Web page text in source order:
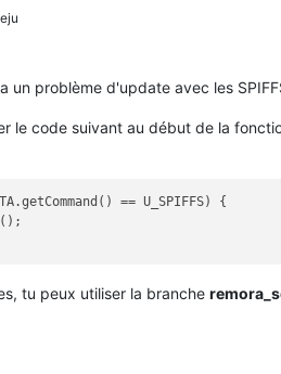
un problème d'update avec les
le code suivant au début de la
== U_SPIFFS) {
();
tu peux utiliser la branche